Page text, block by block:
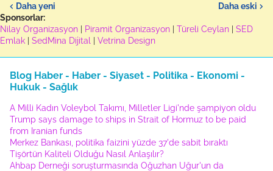
Daha yeni
Daha eski
Sponsorlar:
Nilay Organizasyon
Piramit Organizasyon Türeli Ceylan
SED
Emlak
SedMina Dijital Vetrina Design
Blog Haber - Haber - Siyaset - Politika - Ekonomi -
Hukuk - Sağlık
A Milli Kadın Voleybol Takımı, Milletler Ligi'nde şampiyon oldu
Trump says damage to ships in Strait of Hormuz to be paid
from Iranian funds
Merkez Bankası, politika faizini yüzde 37'de sabit bıraktı
Tişörtün Kaliteli Olduğu Nasıl Anlaşılır?
Ahbap Derneği soruşturmasında Oğuzhan Uğur'un da